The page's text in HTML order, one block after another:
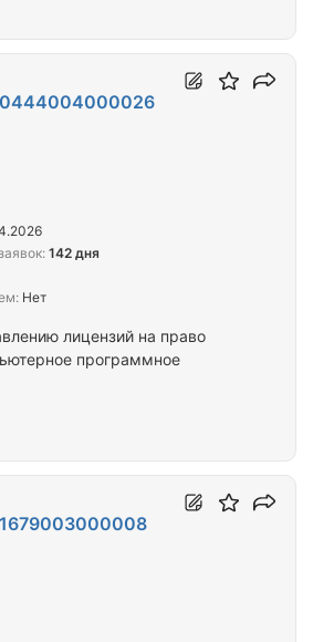
лицензий на право
программное
142 дня
Нет